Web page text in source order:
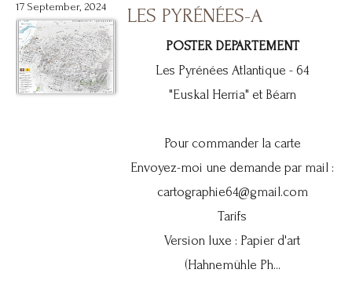
17 September, 2024 LES PYRÉNÉES-A
POSTER DEPARTEMENT
Les Pyrénées Atlantique - 64
"Euskal Herria" et Béarn
Pour commander la carte
Envoyez-moi une demande par mail :
cartographie64@gmail.com
Tarifs
Version luxe : Papier d'art
(Hahnemühle Ph...